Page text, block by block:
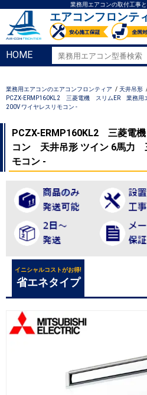
業務用エアコンの取付工事
エアコンフロンテ
HOME
業務用エアコンのエアコンフロンティア
天井吊形
PCZX-ERMP160KL2 三菱電機 スリムER 業務
200V ワイヤレスリモコン -
PCZX-ERMP160KL2 三菱電
コン 天井吊形 ツイン 6馬力
モコン -
イニシャルコストがお得!
省エネタイプ